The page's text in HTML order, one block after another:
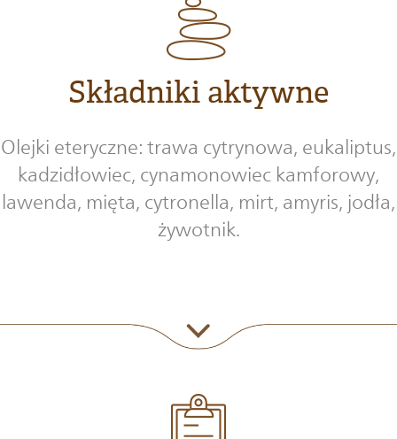
Składniki aktywne
Olejki eteryczne: trawa cytrynowa, eukaliptus,
kadzidłowiec, cynamonowiec kamforowy,
lawenda, mięta, cytronella, mirt, amyris, jodła,
żywotnik.